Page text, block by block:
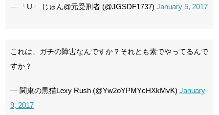
— ╰U╯ じゅん@元受刑者 (@JGSDF1737) January 5, 2017
これは、ガチの障害なんですか？それとも素でやってるんで
すか？
— 関東の黒猫Lexy Rush (@Yw2oYPMYcHXkMvK) January
9, 2017